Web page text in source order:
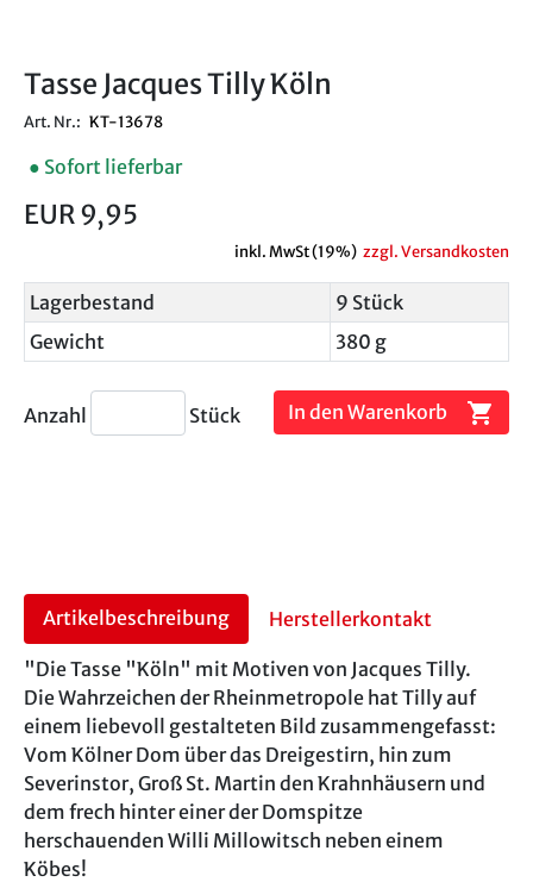
Tasse Jacques Tilly Köln
Art. Nr.: KT-13678
● Sofort lieferbar
EUR 9,95
inkl. MwSt (19%) zzgl. Versandkosten
Lagerbestand
9 Stück
Gewicht
380 g
Anzahl Stück In den Warenkorb shopping_cart
Artikelbeschreibung Herstellerkontakt
"Die Tasse "Köln" mit Motiven von Jacques Tilly.
Die Wahrzeichen der Rheinmetropole hat Tilly auf
einem liebevoll gestalteten Bild zusammengefasst:
Vom Kölner Dom über das Dreigestirn, hin zum
Severinstor, Groß St. Martin den Krahnhäusern und
dem frech hinter einer der Domspitze
herschauenden Willi Millowitsch neben einem
Köbes!